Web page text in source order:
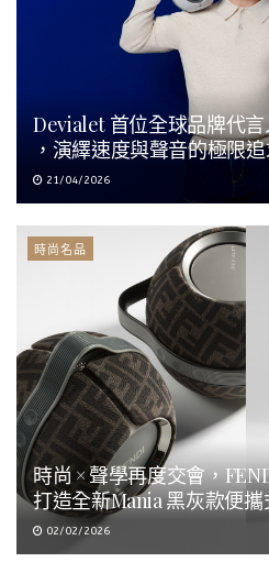
Devialet 首位全球品牌代言
，演繹速度與聲音的極限
21/04/2026
時尚名品
時尚 × 聲學再度交會，
打造全新Mania 黑灰款便
02/02/2026